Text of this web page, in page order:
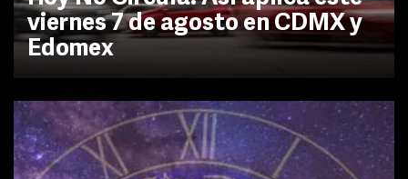
viernes 7 de agosto en CDMX y
Edomex